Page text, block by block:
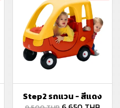
Step2 รถแวน - สีแดง